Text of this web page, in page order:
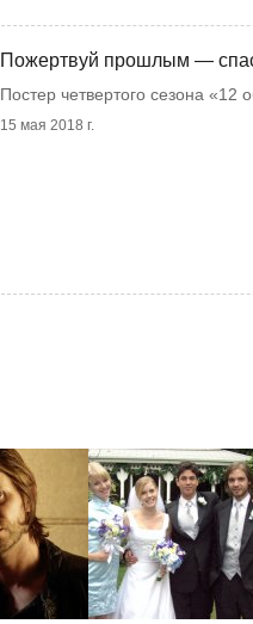
Пожертвуй прошлым —
Постер четвертого сезона «12
15 мая 2018 г.